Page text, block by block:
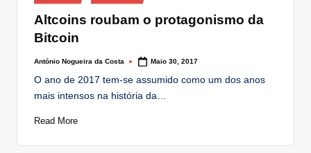
in
Altcoins roubam o protagonismo da
Bitcoin
Posted
António Nogueira da Costa Maio 30, 2017
O ano de 2017 tem-se assumido como um dos anos
mais intensos na história da…
Read More